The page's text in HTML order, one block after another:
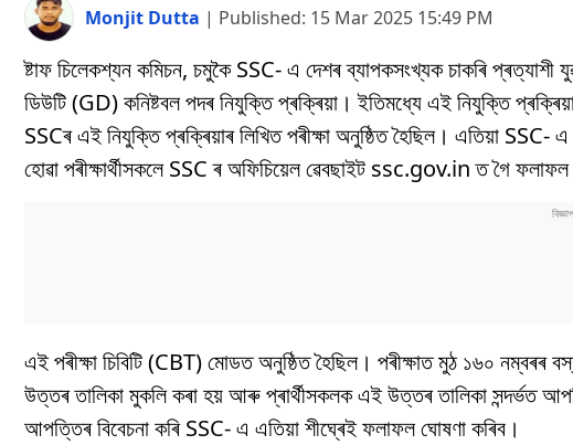
Monjit Dutta | Published: 15 Mar 2025 15:49 PM
ষ্টাফ চিলেকশ্যন কমিচন, চমুকৈ SSC- এ দেশৰ ব্যাপকসংখ্যক চাকৰি
ডিউটি (GD) কনিষ্টবল পদৰ নিযুক্তি প্ৰক্ৰিয়া। ইতিমধ্যে এই নিযুক্তি
SSCৰ এই নিযুক্তি প্ৰক্ৰিয়াৰ লিখিত পৰীক্ষা অনুষ্ঠিত হৈছিল। এতিয়া SSC-
হোৱা পৰীক্ষাৰ্থীসকলে SSC ৰ অফিচিয়েল ৱেবছাইট ssc.gov.in ত গৈ ফলাফল
এই পৰীক্ষা চিবিটি (CBT) মোডত অনুষ্ঠিত হৈছিল। পৰীক্ষাত মুঠ ১৬০ নম্বৰৰ
উত্তৰ তালিকা মুকলি কৰা হয় আৰু প্ৰাৰ্থীসকলক এই উত্তৰ তালিকা সন্দৰ্ভত
আপত্তিৰ বিবেচনা কৰি SSC- এ এতিয়া শীঘ্ৰেই ফলাফল ঘোষণা কৰিব।